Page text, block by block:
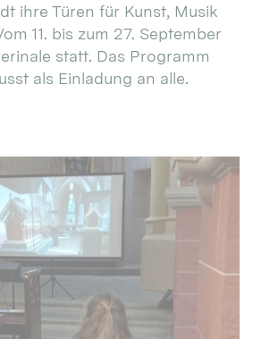
ihre Türen für Kunst, Musik
11. bis zum 27. September
statt. Das Programm
als Einladung an alle.